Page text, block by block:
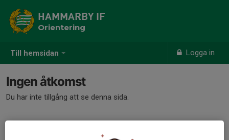
Till hemsidan Logga in
HAMMARBY IF
Orientering
Ingen åtkomst
Du har inte tillgång att se denna sida.